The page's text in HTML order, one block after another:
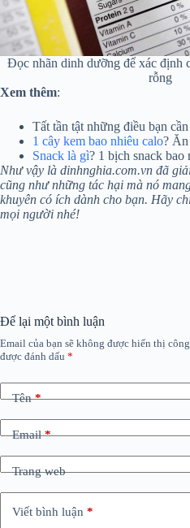
Đọc nhãn dinh dưỡng để xác định
rỗng
Xem thêm:
Tất tần tật những điều bạn
1 cây kem bao nhiêu calo? Ăn
Snack là gì? 1 bịch snack bao
Như vậy là dinhnghia.com.vn đã
cũng như những tác hại mà nó
khuyên có ích dành cho bạn. Hãy
mọi người nhé!
Để lại một bình luận
Email của bạn sẽ không được hiển thị công
được đánh dấu *
Tên*
Email*
Trang web
Viết bình luận *